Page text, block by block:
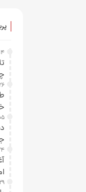
۱۴ تیر
۲۶ اردیبهشت
۰۵ خرداد
تا ۲۴۲۴
۲۹ اردیبهشت ۱۴۰۵ / ۱۳:۴۲